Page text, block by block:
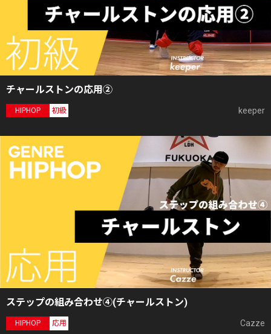
チャールストンの応用②
HIPHOP 初級 keeper
ステップの組み合わせ④(チャールストン)
HIPHOP 応用 Cazze